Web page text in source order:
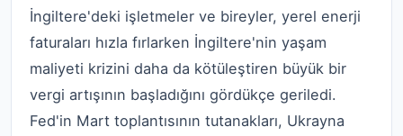
İngiltere'deki işletmeler ve bireyler, yerel enerji
faturaları hızla fırlarken İngiltere'nin yaşam
maliyeti krizini daha da kötüleştiren büyük bir
vergi artışının başladığını gördükçe geriledi.
Fed'in Mart toplantısının tutanakları, Ukrayna